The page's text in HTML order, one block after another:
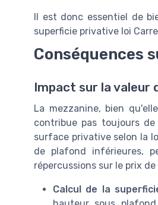
Il est donc essentiel de
superficie privative loi
Conséquences
Impact sur la valeur
La mezzanine, bien
contribue pas toujours
surface privative selon la
de plafond inférieures,
répercussions sur le prix
Calcul de la